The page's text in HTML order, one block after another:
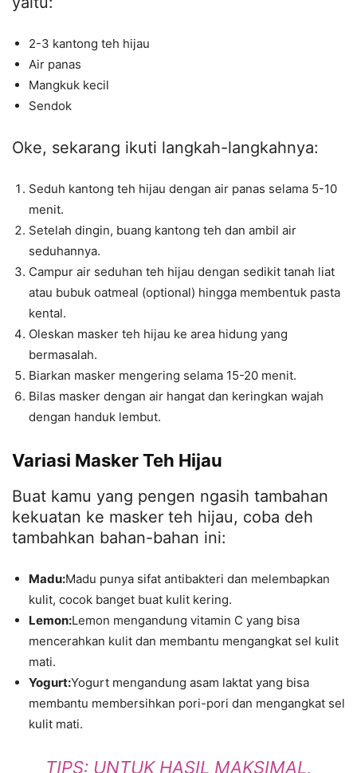
2-3 kantong teh hijau
Air panas
Mangkuk kecil
Sendok
Oke, sekarang ikuti langkah-langkahnya:
Seduh kantong teh hijau dengan air panas selama 5-10
menit.
Setelah dingin, buang kantong teh dan ambil air
seduhannya.
Campur air seduhan teh hijau dengan sedikit tanah liat
atau bubuk oatmeal (optional) hingga membentuk pasta
kental.
Oleskan masker teh hijau ke area hidung yang
bermasalah.
Biarkan masker mengering selama 15-20 menit.
Bilas masker dengan air hangat dan keringkan wajah
dengan handuk lembut.
Variasi Masker Teh Hijau
Buat kamu yang pengen ngasih tambahan
kekuatan ke masker teh hijau, coba deh
tambahkan bahan-bahan ini:
Madu:Madu punya sifat antibakteri dan melembapkan
kulit, cocok banget buat kulit kering.
Lemon:Lemon mengandung vitamin C yang bisa
mencerahkan kulit dan membantu mengangkat sel kulit
mati.
Yogurt:Yogurt mengandung asam laktat yang bisa
membantu membersihkan pori-pori dan mengangkat sel
kulit mati.
TIPS: UNTUK HASIL MAKSIMAL,